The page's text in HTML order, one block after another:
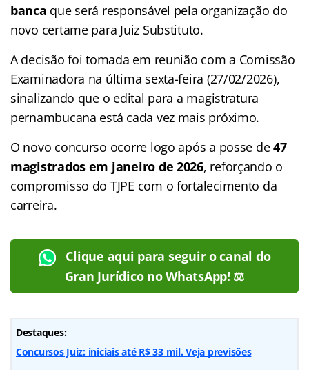
banca que será responsável pela organização do
novo certame para Juiz Substituto.
A decisão foi tomada em reunião com a Comissão
Examinadora na última sexta-feira (27/02/2026),
sinalizando que o edital para a magistratura
pernambucana está cada vez mais próximo.
O novo concurso ocorre logo após a posse de47
magistrados em janeiro de 2026, reforçando o
compromisso do TJPE com o fortalecimento da
carreira.
Clique aqui para seguir o canal do
Gran Jurídico no WhatsApp! ⚖️
Destaques:
Concursos Juiz: iniciais até R$ 33 mil. Veja previsões